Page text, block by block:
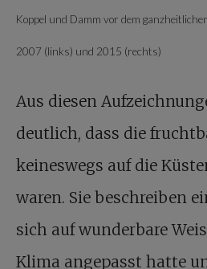
Koppel und Damm vor dem
2007 (links) und 2015 (rechts)
Aus diesen
deutlich, dass die
keineswegs auf die
waren. Sie beschreiben
sich auf wunderbare
Klima angepasst hatte